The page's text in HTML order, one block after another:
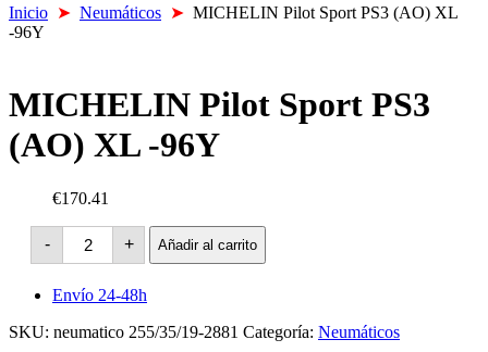
Inicio ➤ Neumáticos ➤ MICHELIN Pilot Sport PS3 (AO) XL
-96Y
MICHELIN Pilot Sport PS3
(AO) XL -96Y
€170.41
-
MICHELIN
Pilot
Sport
PS3
(AO)
-96Y
+ Añadir al carrito
Envío 24-48h
SKU: neumatico 255/35/19-2881 Categoría: Neumáticos